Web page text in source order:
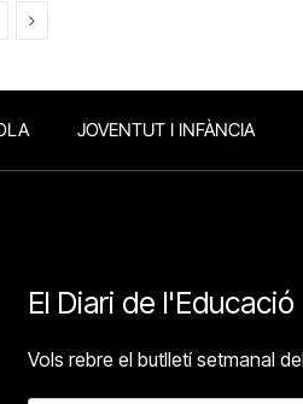
Next
JOVENTUT I INFÀNCIA